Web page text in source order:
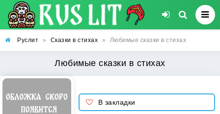
Руслит » Сказки в стихах » Любимые сказки в стихах
Любимые сказки в стихах
В закладки